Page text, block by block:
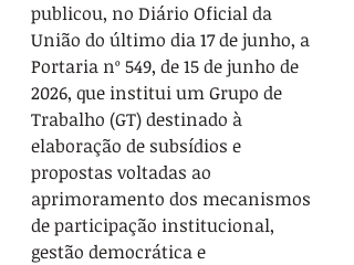
publicou, no Diário Oficial da
União do último dia 17 de junho, a
Portaria nº 549, de 15 de junho de
2026, que institui um Grupo de
Trabalho (GT) destinado à
elaboração de subsídios e
propostas voltadas ao
aprimoramento dos mecanismos
de participação institucional,
gestão democrática e